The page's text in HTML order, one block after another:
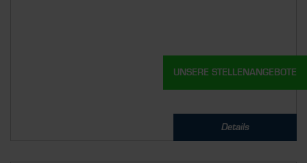
Details
UNSERE STELLENANGEBOTE